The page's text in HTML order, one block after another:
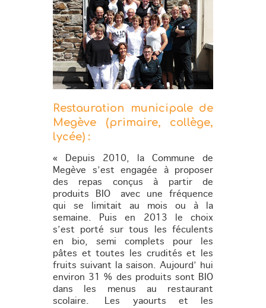
Restauration municipale de
Megève (primaire, collège,
lycée) :
« Depuis 2010, la Commune de
Megève s’est engagée à proposer
des repas conçus à partir de
produits BIO avec une fréquence
qui se limitait au mois ou à la
semaine. Puis en 2013 le choix
s’est porté sur tous les féculents
en bio, semi complets pour les
pâtes et toutes les crudités et les
fruits suivant la saison. Aujourd’ hui
environ 31 % des produits sont BIO
dans les menus au restaurant
scolaire. Les yaourts et les